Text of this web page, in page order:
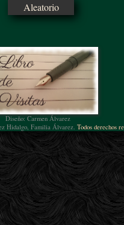
Aleatorio
Diseño: Carmen Álvarez
Hidalgo, Familia Álvarez. Todos derechos